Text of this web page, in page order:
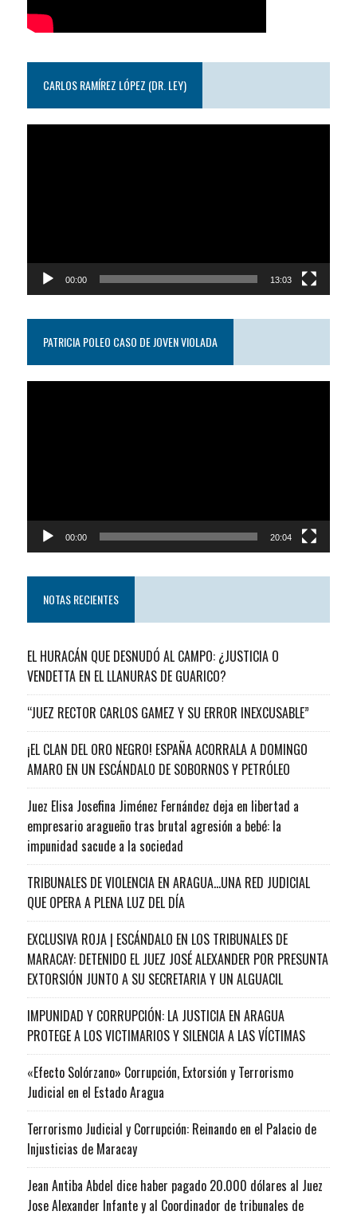
CARLOS RAMÍREZ LÓPEZ (DR. LEY)
00:00 13:03
PATRICIA POLEO CASO DE JOVEN VIOLADA
00:00 20:04
NOTAS RECIENTES
EL HURACÁN QUE DESNUDÓ AL CAMPO: ¿JUSTICIA O
VENDETTA EN EL LLANURAS DE GUARICO?
“JUEZ RECTOR CARLOS GAMEZ Y SU ERROR INEXCUSABLE”
¡EL CLAN DEL ORO NEGRO! ESPAÑA ACORRALA A DOMINGO
AMARO EN UN ESCÁNDALO DE SOBORNOS Y PETRÓLEO
Juez Elisa Josefina Jiménez Fernández deja en libertad a
empresario aragueño tras brutal agresión a bebé: la
impunidad sacude a la sociedad
TRIBUNALES DE VIOLENCIA EN ARAGUA…UNA RED JUDICIAL
QUE OPERA A PLENA LUZ DEL DÍA
EXCLUSIVA ROJA | ESCÁNDALO EN LOS TRIBUNALES DE
MARACAY: DETENIDO EL JUEZ JOSÉ ALEXANDER POR PRESUNTA
EXTORSIÓN JUNTO A SU SECRETARIA Y UN ALGUACIL
IMPUNIDAD Y CORRUPCIÓN: LA JUSTICIA EN ARAGUA
PROTEGE A LOS VICTIMARIOS Y SILENCIA A LAS VÍCTIMAS
«Efecto Solórzano» Corrupción, Extorsión y Terrorismo
Judicial en el Estado Aragua
Terrorismo Judicial y Corrupción: Reinando en el Palacio de
Injusticias de Maracay
Jean Antiba Abdel dice haber pagado 20.000 dólares al Juez
Jose Alexander Infante y al Coordinador de tribunales de